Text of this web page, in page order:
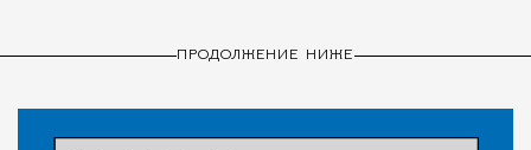
ПРОДОЛЖЕНИЕ НИЖЕ